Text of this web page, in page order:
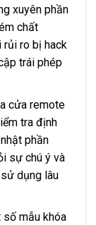
xuyên phần
chất
rủi ro bị hack
trái phép
cửa remote
tra định
phần
sự chú ý và
dụng lâu
số mẫu khóa